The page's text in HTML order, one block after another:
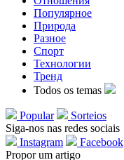
Популярное
Природа
Разное
Спорт
Технологии
Тренд
Todos os temas
Popular
Sorteios
Siga-nos nas redes sociais
Instagram
Facebook
Propor um artigo